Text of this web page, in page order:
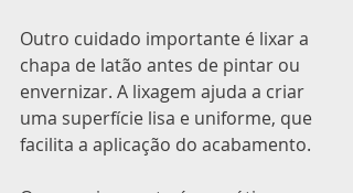
Outro cuidado importante é lixar a
chapa de latão antes de pintar ou
envernizar. A lixagem ajuda a criar
uma superfície lisa e uniforme, que
facilita a aplicação do acabamento.